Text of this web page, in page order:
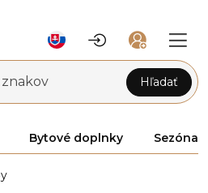
znakov Hľadať
Bytové doplnky Sezóna